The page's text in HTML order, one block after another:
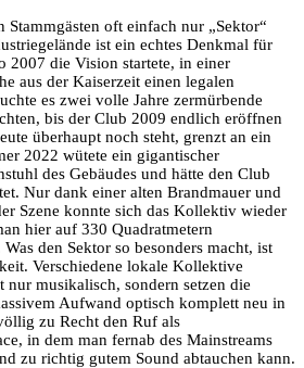
oft einfach nur „Sektor“
ist ein echtes Denkmal für
2007 die Vision startete, in einer
aus der Kaiserzeit einen legalen
es zwei volle Jahre zermürbende
bis der Club 2009 endlich eröffnen
überhaupt noch steht, grenzt an ein
2022 wütete ein gigantischer
des Gebäudes und hätte den Club
Nur dank einer alten Brandmauer und
Szene konnte sich das Kollektiv wieder
hier auf 330 Quadratmetern
den Sektor so besonders macht, ist
Verschiedene lokale Kollektive
nur musikalisch, sondern setzen die
Aufwand optisch komplett neu in
zu Recht den Ruf als
in dem man fernab des Mainstreams
zu richtig gutem Sound abtauchen kann.